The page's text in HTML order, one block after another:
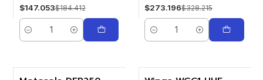
$147.053$184.412
Cantidad
$273.196$328.215
Cantidad